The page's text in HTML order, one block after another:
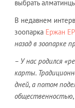
выбрать
В недавнем
зоопарка Ержан
назад в зоопарке
– У нас родился
карты.
дней, а потом
общественностью